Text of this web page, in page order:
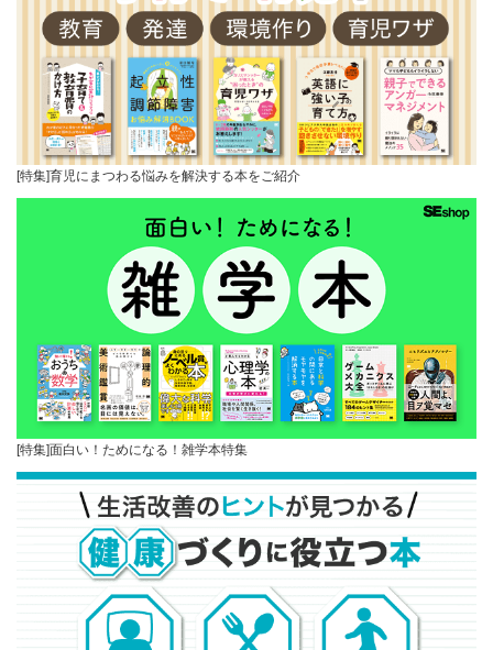
[特集]育児にまつわる悩みを解決する本をご紹介
[特集]面白い！ためになる！雑学本特集